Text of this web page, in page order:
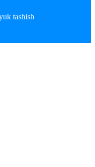
tashish